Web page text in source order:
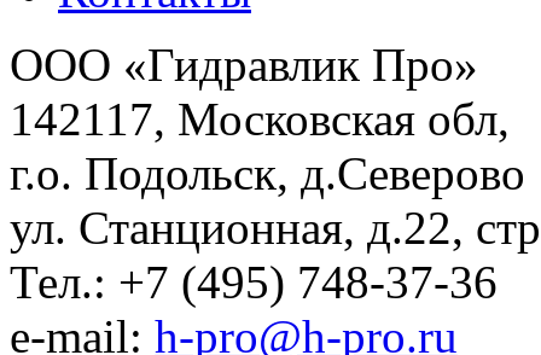
ООО «Гидравлик Про»
142117, Московская обл,
г.о. Подольск, д.Северово
ул. Станционная, д.22,
Тел.: +7 (495) 748-37-36
e-mail: h-pro@h-pro.ru